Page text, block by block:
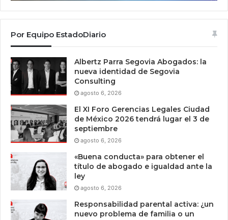
Por Equipo EstadoDiario
Albertz Parra Segovia Abogados: la
nueva identidad de Segovia
Consulting
agosto 6, 2026
El XI Foro Gerencias Legales Ciudad
de México 2026 tendrá lugar el 3 de
septiembre
agosto 6, 2026
«Buena conducta» para obtener el
título de abogado e igualdad ante la
ley
agosto 6, 2026
Responsabilidad parental activa: ¿un
nuevo problema de familia o un